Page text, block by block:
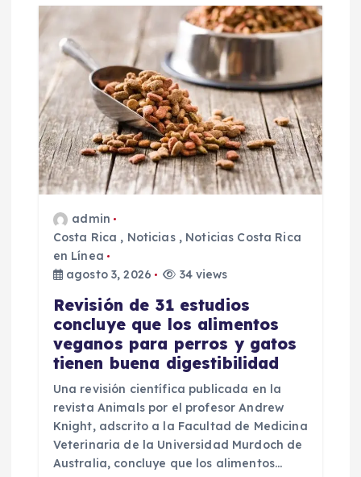
admin
Costa Rica , Noticias, Noticias Costa Rica
en Línea
agosto 3, 2026
34 views
Revisión de 31 estudios
concluye que los alimentos
veganos para perros y gatos
tienen buena digestibilidad
Una revisión científica publicada en la
revista Animals por el profesor Andrew
Knight, adscrito a la Facultad de Medicina
Veterinaria de la Universidad Murdoch de
Australia, concluye que los alimentos…